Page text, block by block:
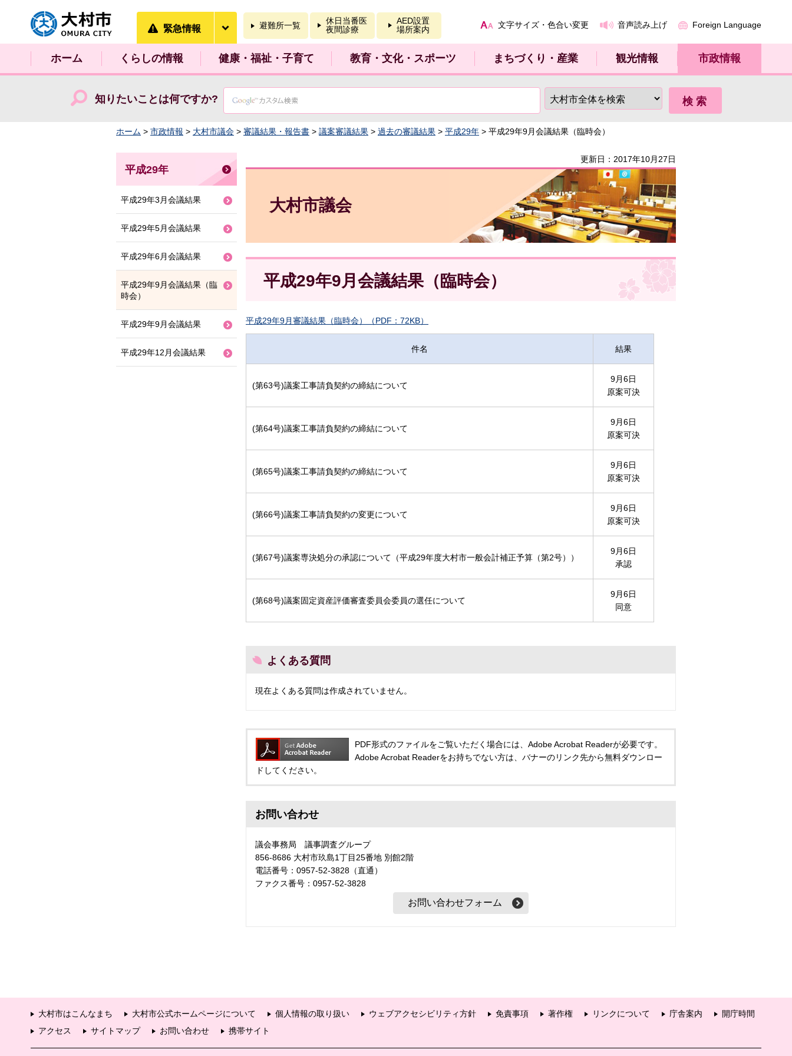
大村市
緊急情報 避難所一覧
休日当番医
夜間診療
AED設置
場所案内
文字サイズ・色合い変更 音声読み上げ Foreign Language
ホーム くらしの情報 健康・福祉・子育て 教育・文化・スポーツ まちづくり・産業 観光情報 市政情報
知りたいことは何ですか?
ホーム > 市政情報 > 大村市議会 > 審議結果・報告書 > 議案審議結果 > 過去の審議結果 > 平成29年 > 平成29年9月会議結果（臨時会）
更新日：2017年10月27日
大村市議会
平成29年9月会議結果（臨時会）
平成29年9月審議結果（臨時会）（PDF：72KB）
件名 結果
(第63号)議案工事請負契約の締結について
9月6日
原案可決
(第64号)議案工事請負契約の締結について
9月6日
原案可決
(第65号)議案工事請負契約の締結について
9月6日
原案可決
(第66号)議案工事請負契約の変更について
9月6日
原案可決
(第67号)議案専決処分の承認について（平成29年度大村市一般会計補正予算（第2号））
9月6日
承認
(第68号)議案固定資産評価審査委員会委員の選任について
9月6日
同意
よくある質問
現在よくある質問は作成されていません。
PDF形式のファイルをご覧いただく場合には、Adobe Acrobat Readerが必要です。
Adobe Acrobat Readerをお持ちでない方は、バナーのリンク先から無料ダウンロー
ドしてください。
お問い合わせ
議会事務局 議事調査グループ
856-8686 大村市玖島1丁目25番地 別館2階
電話番号：0957-52-3828（直通）
ファクス番号：0957-52-3828
平成29年
平成29年3月会議結果
平成29年5月会議結果
平成29年6月会議結果
平成29年9月会議結果（臨
時会）
平成29年9月会議結果
平成29年12月会議結果
大村市はこんなまち 大村市公式ホームページについて 個人情報の取り扱い ウェブアクセシビリティ方針 免責事項 著作権 リンクについて 庁舎案内
開庁時間
アクセス
サイトマップ お問い合わせ 携帯サイト